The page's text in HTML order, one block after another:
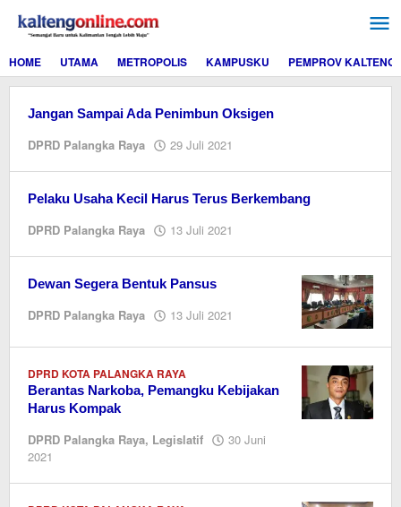
konten
HOME
UTAMA METROPOLIS KAMPUSKU PEMPROV KALTENG
Jangan Sampai Ada Penimbun Oksigen
DPRD Palangka Raya 29 Juli 2021
kaltengonline.com
Pelaku Usaha Kecil Harus Terus Berkembang
DPRD Palangka Raya 13 Juli 2021
kaltengonline.com
Dewan Segera Bentuk Pansus
DPRD Palangka Raya 13 Juli 2021
kaltengonline.com
DPRD KOTA PALANGKA RAYA
Berantas Narkoba, Pemangku Kebijakan
Harus Kompak
DPRD Palangka Raya, Legislatif
30 Juni
2021
dua